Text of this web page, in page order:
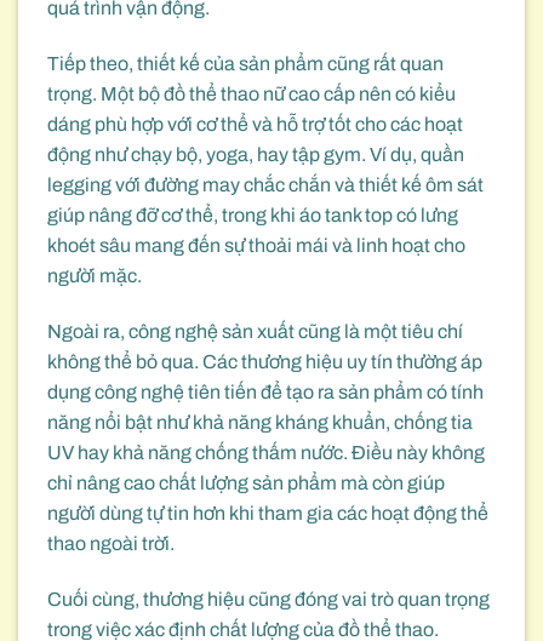
quá trình vận động.
Tiếp theo, thiết kế của sản phẩm cũng rất quan
trọng. Một bộ đồ thể thao nữ cao cấp nên có kiểu
dáng phù hợp với cơ thể và hỗ trợ tốt cho các hoạt
động như chạy bộ, yoga, hay tập gym. Ví dụ, quần
legging với đường may chắc chắn và thiết kế ôm sát
giúp nâng đỡ cơ thể, trong khi áo tank top có lưng
khoét sâu mang đến sự thoải mái và linh hoạt cho
người mặc.
Ngoài ra, công nghệ sản xuất cũng là một tiêu chí
không thể bỏ qua. Các thương hiệu uy tín thường áp
dụng công nghệ tiên tiến để tạo ra sản phẩm có tính
năng nổi bật như khả năng kháng khuẩn, chống tia
UV hay khả năng chống thấm nước. Điều này không
chỉ nâng cao chất lượng sản phẩm mà còn giúp
người dùng tự tin hơn khi tham gia các hoạt động thể
thao ngoài trời.
Cuối cùng, thương hiệu cũng đóng vai trò quan trọng
trong việc xác định chất lượng của đồ thể thao.